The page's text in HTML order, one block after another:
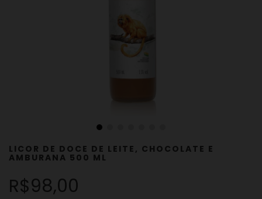
LICOR DE DOCE DE LEITE, CHOCOLATE E
AMBURANA 500 ML
R$98,00